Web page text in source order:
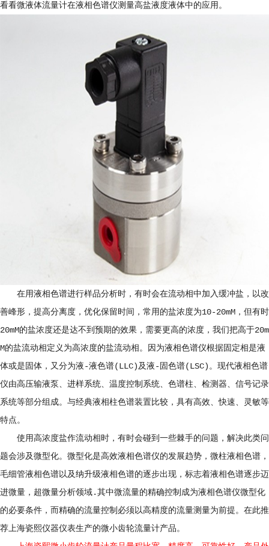
看看微液体流量计在液相色谱仪测量高盐液度液体中的应用。
在用液相色谱进行样品分析时，有时会在流动相中加入缓冲盐，以改
善峰形，提高分离度，优化保留时间，常用的盐浓度为10-20mM，但有时
20mM的盐浓度还是达不到预期的效果，需要更高的浓度，我们把高于20m
M的盐流动相定义为高浓度的盐流动相。因为液相色谱仪根据固定相是液
体或是固体，又分为液-液色谱(LLC)及液-固色谱(LSC)。现代液相色谱
仪由高压输液泵、进样系统、温度控制系统、色谱柱、检测器、信号记录
系统等部分组成。与经典液相柱色谱装置比较，具有高效、快速、灵敏等
特点。
使用高浓度盐作流动相时，有时会碰到一些棘手的问题，解决此类问
题会涉及微型化。微型化是高效液相色谱仪的发展趋势，微柱液相色谱，
毛细管液相色谱以及纳升级液相色谱的逐步出现，标志着液相色谱逐步迈
进微量，超微量分析领域.其中微流量的精确控制成为液相色谱仪微型化
的必要条件，而精确的流量控制必须以高精度的流量测量为前提。在此推
荐上海瓷熙仪器仪表生产的微小齿轮流量计产品。